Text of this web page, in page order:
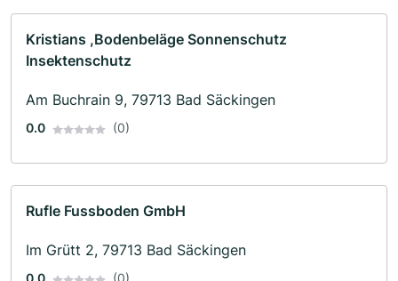
Kristians ,Bodenbeläge Sonnenschutz
Insektenschutz
Am Buchrain 9, 79713 Bad Säckingen
0.0 (0)
Rufle Fussboden GmbH
Im Grütt 2, 79713 Bad Säckingen